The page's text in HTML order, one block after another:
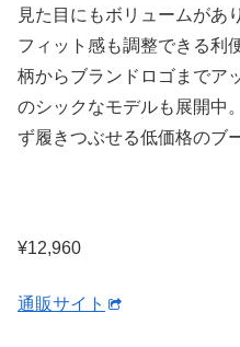
見た目にもボリュームがあ
フィット感も調整できる利
柄からブランドロゴまでア
のシックなモデルも展開中
ず履きつぶせる低価格のブ
¥12,960
通販サイト